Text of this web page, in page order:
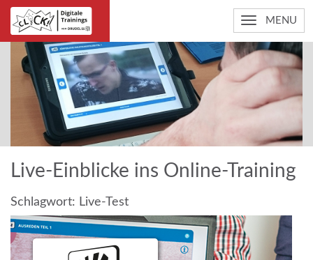
MENU
Live-Einblicke ins Online-Training
Schlagwort: Live-Test